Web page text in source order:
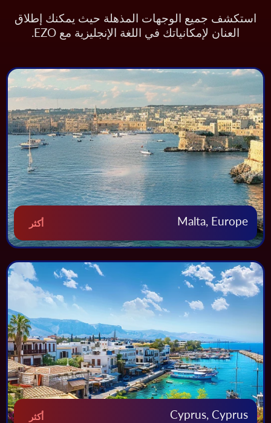
استكشف جميع الوجهات المذهلة حيث يمكنك إطلاق
العنان لإمكانياتك في اللغة الإنجليزية مع EZO.
Malta, Europe أكثر
Cyprus, Cyprus أكثر